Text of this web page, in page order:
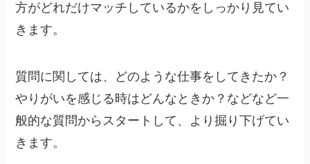
方がどれだけマッチしているかをしっかり見てい
きます。
質問に関しては、どのような仕事をしてきたか？
やりがいを感じる時はどんなときか？などなど一
般的な質問からスタートして、より掘り下げてい
きます。